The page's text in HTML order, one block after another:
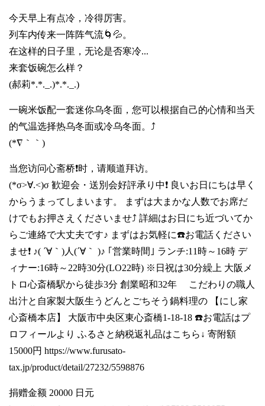
今天早上有点冷，冷得厉害。
列车内传来一阵阵气流🌀💦。
在这样的日子里，无论是否寒冷...
来套饭碗怎么样？
(郝莉*.*._.)*.*._.)
一碗米饭配一套迷你乌冬面，您可以根据自己的心情和当天
的气温选择热乌冬面或冷乌冬面。⤴️
(*∇｀｀)
当您访问心斋桥❗时，请顺道拜访。
(*σ>∀.<)σ 歓迎会・送別会好評承り中❗ 良いお日にちは早く
からうまってしまいます。 まずは大まかな人数でお席だ
けでもお押さえくださいませ⤴️ 詳細はお日にち近づいてか
らご連絡で大丈夫です♪ まずはお気軽に☎️お電話ください
ませ❗ ♪( ´∀｀)人(´∀｀ )♪ ｢営業時間｣ ランチ:11時～16時 デ
ィナー:16時～22時30分(LO22時) ※日祝は30分繰上 大阪メ
トロ心斎橋駅から徒歩3分 創業昭和32年 こだわりの職人
出汁と自家製大阪生うどんとごちそう鍋料理の 【にし家
心斎橋本店】 大阪市中央区東心斎橋1-18-18 ☎️お電話はプ
ロフィールより ふるさと納税返礼品はこちら↓ 寄附額
15000円 https://www.furusato-
tax.jp/product/detail/27232/5598876
捐赠金额 20000 日元